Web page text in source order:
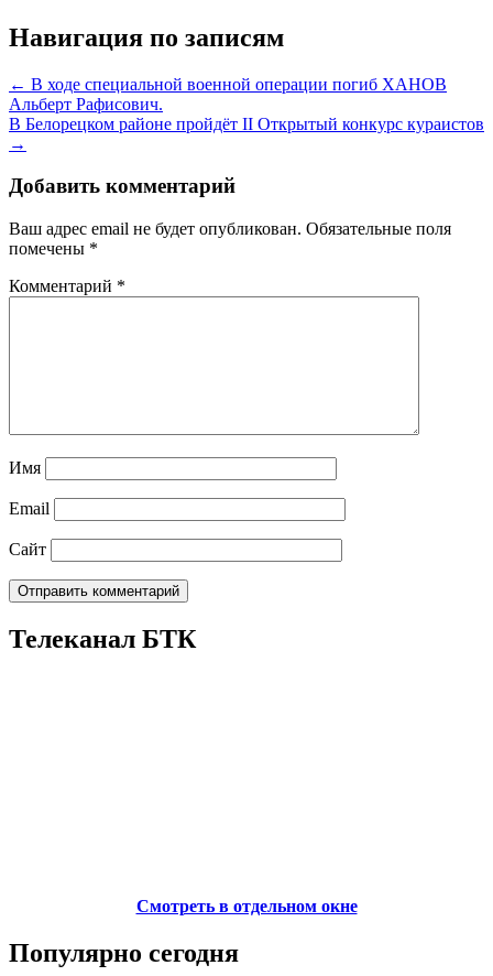
Навигация по записям
← В ходе специальной военной операции погиб ХАНОВ
Альберт Рафисович.
В Белорецком районе пройдёт II Открытый конкурс кураистов
→
Добавить комментарий
Ваш адрес email не будет опубликован. Обязательные поля
помечены *
Комментарий *
Имя
Email
Сайт
Телеканал БТК
Смотреть в отдельном окне
Популярно сегодня